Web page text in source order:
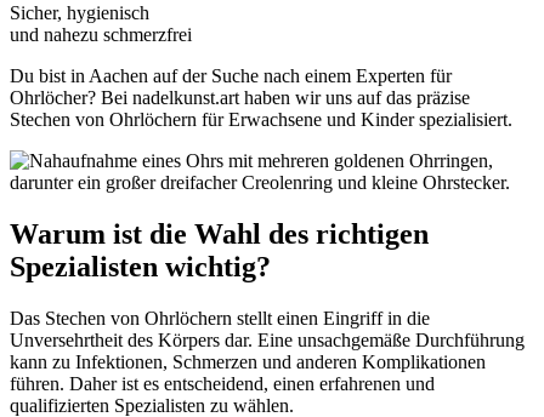
Sicher, hygienisch
und nahezu schmerzfrei
Du bist in Aachen auf der Suche nach einem Experten für
Ohrlöcher? Bei nadelkunst.art haben wir uns auf das präzise
Stechen von Ohrlöchern für Erwachsene und Kinder spezialisiert.
Warum ist die Wahl des richtigen
Spezialisten wichtig?
Das Stechen von Ohrlöchern stellt einen Eingriff in die
Unversehrtheit des Körpers dar. Eine unsachgemäße Durchführung
kann zu Infektionen, Schmerzen und anderen Komplikationen
führen. Daher ist es entscheidend, einen erfahrenen und
qualifizierten Spezialisten zu wählen.